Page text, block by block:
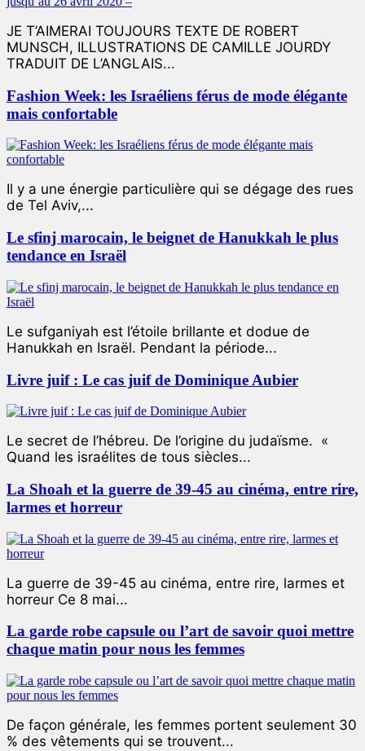
JE T’AIMERAI TOUJOURS TEXTE DE ROBERT
MUNSCH, ILLUSTRATIONS DE CAMILLE JOURDY
TRADUIT DE L’ANGLAIS...
Fashion Week: les Israéliens férus de mode élégante
mais confortable
Il y a une énergie particulière qui se dégage des rues
de Tel Aviv,...
Le sfinj marocain, le beignet de Hanukkah le plus
tendance en Israël
Le sufganiyah est l’étoile brillante et dodue de
Hanukkah en Israël. Pendant la période...
Livre juif : Le cas juif de Dominique Aubier
Le secret de l’hébreu. De l’origine du judaïsme. «
Quand les israélites de tous siècles...
La Shoah et la guerre de 39-45 au cinéma, entre rire,
larmes et horreur
La guerre de 39-45 au cinéma, entre rire, larmes et
horreur Ce 8 mai...
La garde robe capsule ou l’art de savoir quoi mettre
chaque matin pour nous les femmes
De façon générale, les femmes portent seulement 30
% des vêtements qui se trouvent...